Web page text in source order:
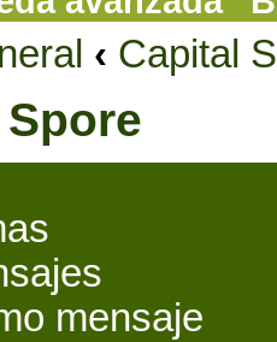
‹ Capital
mensaje